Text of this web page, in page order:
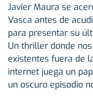
Javier Maura se
Vasca antes de
para presentar su
Un thriller donde
existentes fuera de
internet juega un
un oscuro episodio